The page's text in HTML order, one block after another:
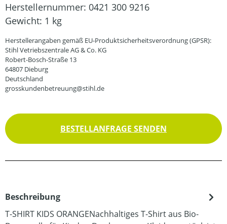
Herstellernummer: 0421 300 9216
Gewicht: 1 kg
Herstellerangaben gemäß EU-Produktsicherheitsverordnung (GPSR):
Stihl Vetriebszentrale AG & Co. KG
Robert-Bosch-Straße 13
64807 Dieburg
Deutschland
grosskundenbetreuung@stihl.de
BESTELLANFRAGE SENDEN
Beschreibung
T-SHIRT KIDS ORANGENachhaltiges T-Shirt aus Bio-